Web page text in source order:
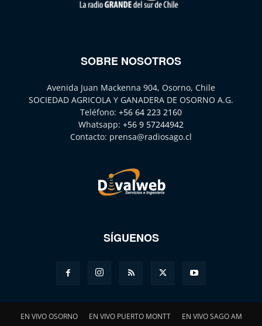
SOBRE NOSOTROS
Avenida Juan Mackenna 904, Osorno, Chile
SOCIEDAD AGRICOLA Y GANADERA DE OSORNO A.G.
Teléfono: +56 64 223 2160
Whatsapp: +56 9 57244942
Contacto: prensa@radiosago.cl
SÍGUENOS
EN VIVO OSORNO EN VIVO PUERTO MONTT EN VIVO SAGO AM